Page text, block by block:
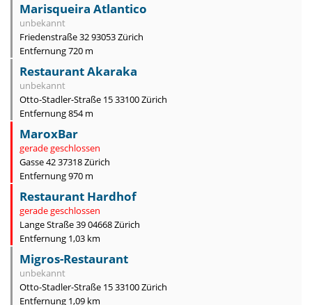
Marisqueira Atlantico
unbekannt
Friedenstraße 32 93053 Zürich
Entfernung 720 m
Restaurant Akaraka
unbekannt
Otto-Stadler-Straße 15 33100 Zürich
Entfernung 854 m
MaroxBar
gerade geschlossen
Gasse 42 37318 Zürich
Entfernung 970 m
Restaurant Hardhof
gerade geschlossen
Lange Straße 39 04668 Zürich
Entfernung 1,03 km
Migros-Restaurant
unbekannt
Otto-Stadler-Straße 15 33100 Zürich
Entfernung 1,09 km